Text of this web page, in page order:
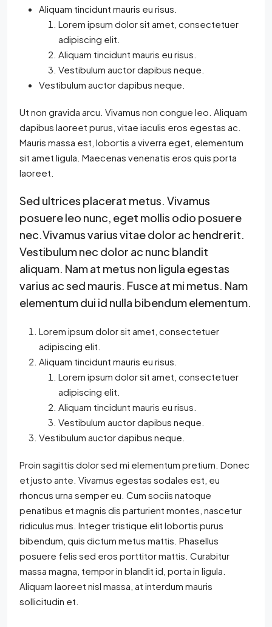
Aliquam tincidunt mauris eu risus.
Lorem ipsum dolor sit amet, consectetuer
adipiscing elit.
Aliquam tincidunt mauris eu risus.
Vestibulum auctor dapibus neque.
Vestibulum auctor dapibus neque.
Ut non gravida arcu. Vivamus non congue leo. Aliquam
dapibus laoreet purus, vitae iaculis eros egestas ac.
Mauris massa est, lobortis a viverra eget, elementum
sit amet ligula. Maecenas venenatis eros quis porta
laoreet.
Sed ultrices placerat metus. Vivamus
posuere leo nunc, eget mollis odio posuere
nec.Vivamus varius vitae dolor ac hendrerit.
Vestibulum nec dolor ac nunc blandit
aliquam. Nam at metus non ligula egestas
varius ac sed mauris. Fusce at mi metus. Nam
elementum dui id nulla bibendum elementum.
Lorem ipsum dolor sit amet, consectetuer
adipiscing elit.
Aliquam tincidunt mauris eu risus.
Lorem ipsum dolor sit amet, consectetuer
adipiscing elit.
Aliquam tincidunt mauris eu risus.
Vestibulum auctor dapibus neque.
Vestibulum auctor dapibus neque.
Proin sagittis dolor sed mi elementum pretium. Donec
et justo ante. Vivamus egestas sodales est, eu
rhoncus urna semper eu. Cum sociis natoque
penatibus et magnis dis parturient montes, nascetur
ridiculus mus. Integer tristique elit lobortis purus
bibendum, quis dictum metus mattis. Phasellus
posuere felis sed eros porttitor mattis. Curabitur
massa magna, tempor in blandit id, porta in ligula.
Aliquam laoreet nisl massa, at interdum mauris
sollicitudin et.